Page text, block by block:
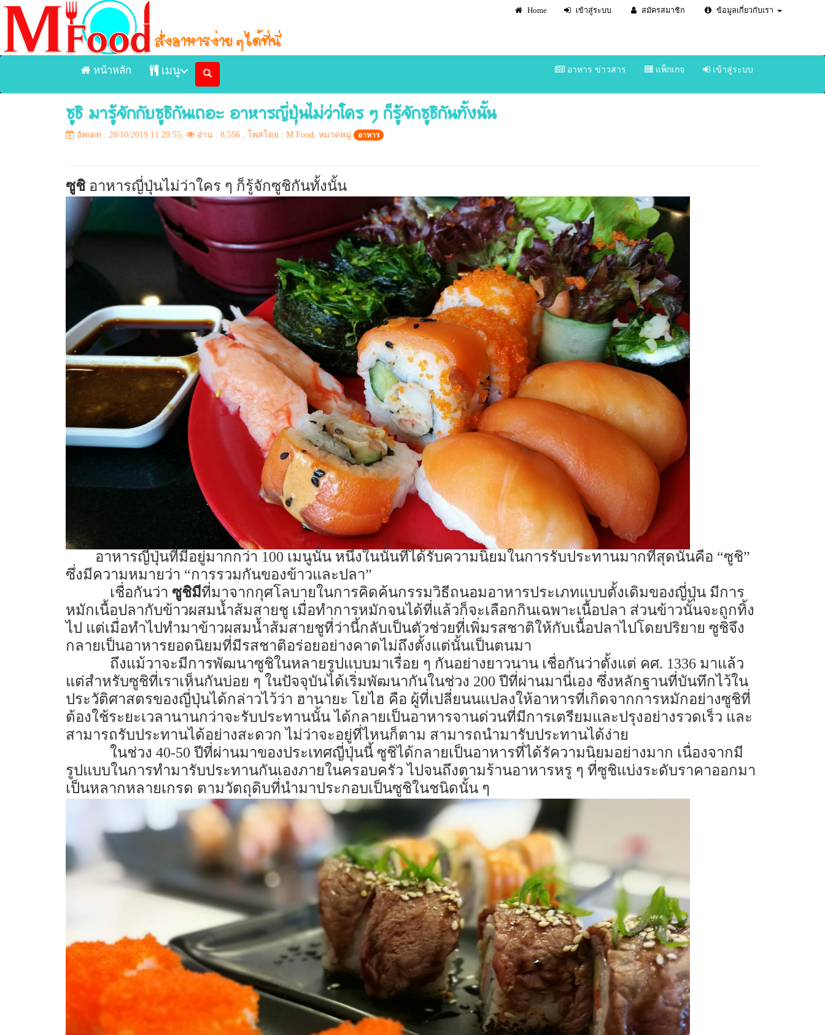
Home เข้าสู่ระบบ สมัครสมาชิก ข้อมูลเกี่ยวกับเรา
หน้าหลัก เมนู
หน้าแรก
เมนูอาหารจัดส่ง Delivery
ร้านอาหาร
อาหาร ข่าวสาร แพ็กเกจ เข้าสู่ระบบ
ซูชิ มารู้จักกับซูชิกันเถอะ อาหารญี่ปุ่นไม่ว่าใคร ๆ ก็รู้จักซูชิกันทั้งนั้น
อัพเดท : 28/10/2019 11:29:55, อ่าน : 8,556 , โพสโดย : M Food, หมวดหมู่ อาหาร
ซูชิอาหารญี่ปุ่นไม่ว่าใคร ๆ ก็รู้จักซูชิกันทั้งนั้น
อาหารญี่ปุ่นที่มีอยู่มากกว่า 100 เมนูนั้น หนึ่งในนั้นที่ได้รับความนิยมในการรับประทานมากที่สุดนั่นคือ “ซูชิ”
ซึ่งมีความหมายว่า “การรวมกันของข้าวและปลา”
เชื่อกันว่า ซูชิมีที่มาจากกุศโลบายในการคิดค้นกรรมวิธีถนอมอาหารประเภทแบบตั้งเดิมของญี่ปุ่น มีการ
หมักเนื้อปลากับข้าวผสมน้ำส้มสายชู เมื่อทำการหมักจนได้ที่แล้วก็จะเลือกกินเฉพาะเนื้อปลา ส่วนข้าวนั้นจะถูกทิ้ง
ไป แต่เมื่อทำไปทำมาข้าวผสมน้ำส้มสายชูที่ว่านี้กลับเป็นตัวช่วยที่เพิ่มรสชาติให้กับเนื้อปลาไปโดยปริยาย ซูชิจึง
กลายเป็นอาหารยอดนิยมที่มีรสชาติอร่อยอย่างคาดไม่ถึงตั้งแต่นั้นเป็นตนมา
ถึงแม้วาจะมีการพัฒนาซูชิในหลายรูปแบบมาเรื่อย ๆ กันอย่างยาวนาน เชื่อกันว่าตั้งแต่ คศ. 1336 มาแล้ว
แต่สำหรับซูชิที่เราเห็นกันบ่อย ๆ ในปัจจุบันได้เริ่มพัฒนากันในช่วง 200 ปีที่ผ่านมานี่เอง ซึ่งหลักฐานที่บันทึกไว้ใน
ประวัติศาสตรของญี่ปุ่นได้กล่าวไว้ว่า ฮานายะ โยไฮ คือ ผู้ที่เปลี่ยนนแปลงให้อาหารที่เกิดจากการหมักอย่างซูชิที่
ต้องใช้ระยะเวลานานกว่าจะรับประทานนั้น ได้กลายเป็นอาหารจานด่วนที่มีการเตรียมและปรุงอย่างรวดเร็ว และ
สามารถรับประทานได้อย่างสะดวก ไม่ว่าจะอยู่ที่ไหนก็ตาม สามารถนำมารับประทานได้ง่าย
ในช่วง 40-50 ปีที่ผ่านมาของประเทศญี่ปุ่นนี้ ซูชิได้กลายเป็นอาหารที่ได้รัความนิยมอย่างมาก เนื่องจากมี
รูปแบบในการทำมารับประทานกันเองภายในครอบครัว ไปจนถึงตามร้านอาหารหรู ๆ ที่ซูชิแบ่งระดับราคาออกมา
เป็นหลากหลายเกรด ตามวัตถุดิบที่นำมาประกอบเป็นซูชิในชนิดนั้น ๆ